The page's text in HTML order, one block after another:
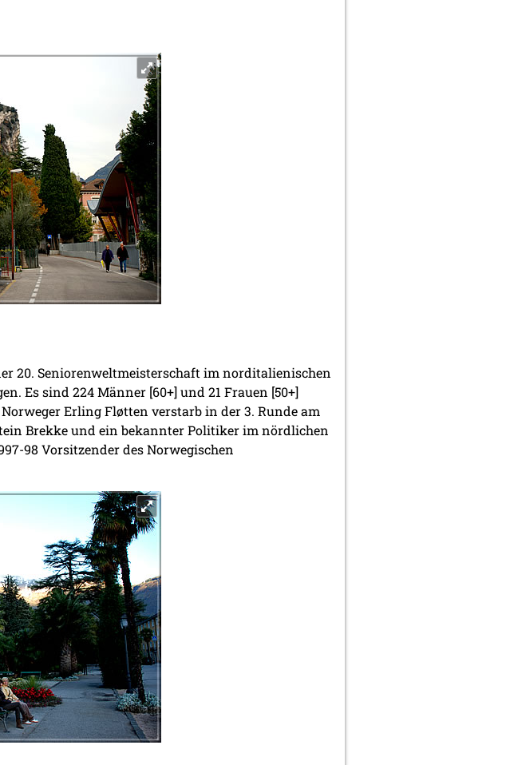
20. Seniorenweltmeisterschaft im norditalienischen
Es sind 224 Männer [60+] und 21 Frauen [50+]
Erling Fløtten verstarb in der 3. Runde am
Brekke und ein bekannter Politiker im nördlichen
98 Vorsitzender des Norwegischen